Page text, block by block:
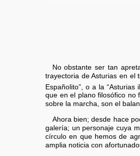
No obstante ser tan
trayectoria de Asturias en el
Españolito”, o a la “Asturias
que en el plano filosófico no
sobre la marcha, son el
Ahora bien; desde hace
galería; un personaje cuya
círculo en que hemos de
amplia noticia con